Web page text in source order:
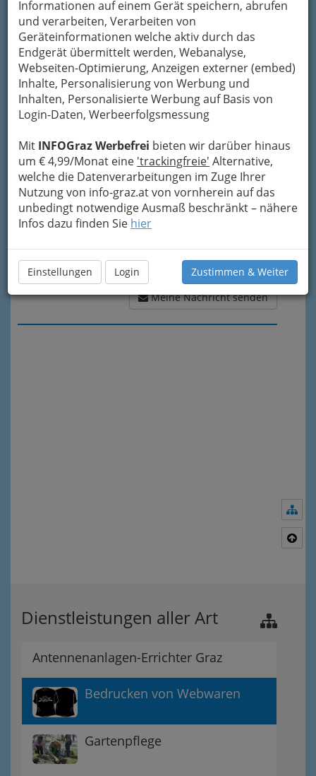
Informationen auf einem Gerät speichern, abrufen
und verarbeiten, Verarbeiten von
Geräteinformationen welche aktiv durch das
Endgerät übermittelt werden, Webanalyse,
Webseiten-Optimierung, Anzeigen externer (embed)
Inhalte, Personalisierung von Werbung und
Inhalten, Personalisierte Werbung auf Basis von
Login-Daten, Werbeerfolgsmessung
Mit INFOGraz Werbefrei bieten wir darüber hinaus
um € 4,99/Monat eine 'trackingfreie' Alternative,
welche die Datenverarbeitungen im Zuge Ihrer
Nutzung von info-graz.at von vornherein auf das
unbedingt notwendige Ausmaß beschränkt – nähere
Infos dazu finden Sie hier
Einstellungen Login Zustimmen & Weiter
Meine Email Adresse
Mein Betreff
Meine Nachricht senden
Dienstleistungen aller Art
Antennenanlagen-Errichter Graz
Bedrucken von Webwaren
Gartenpflege